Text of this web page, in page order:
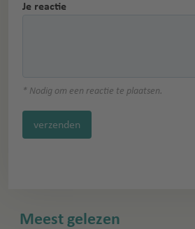
Je reactie
* Nodig om een reactie te plaatsen.
verzenden
Meest gelezen